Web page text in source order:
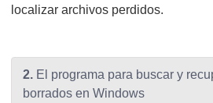
localizar archivos perdidos.
2. El programa para buscar y
borrados en Windows